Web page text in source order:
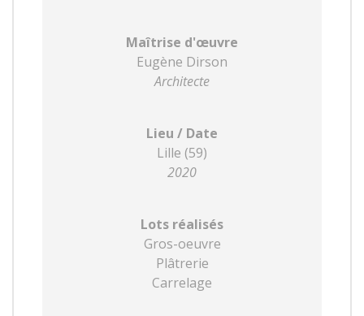
Maîtrise d'œuvre
Eugène Dirson
Architecte
Lieu / Date
Lille (59)
2020
Lots réalisés
Gros-oeuvre
Plâtrerie
Carrelage